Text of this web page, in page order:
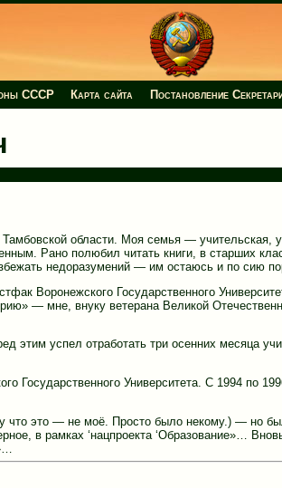
СССР Карта сайта Постановление
области. Моя семья — учительская,
Рано полюбил читать книги, в старших
недоразумений — им остаюсь и по сию
Воронежского Государственного
— мне, внуку ветерана Великой
этим успел отработать три осенних месяца
Государственного Университета. С 1994 по
что это — не моё. Просто было некому.) — но
в рамках ‘нацпроекта ‘Образование»…